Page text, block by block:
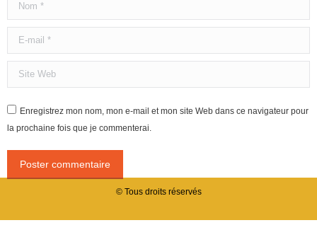
E-mail *
Site Web
Enregistrez mon nom, mon e-mail et mon site Web dans ce navigateur pour
la prochaine fois que je commenterai.
Poster commentaire
© Tous droits réservés